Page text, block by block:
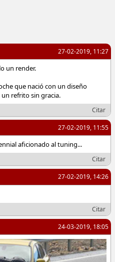
27-02-2019, 11:27
un render.
que nació con un diseño
refrito sin gracia.
Citar
27-02-2019, 11:55
aficionado al tuning...
Citar
27-02-2019, 14:26
Citar
24-03-2019, 18:05